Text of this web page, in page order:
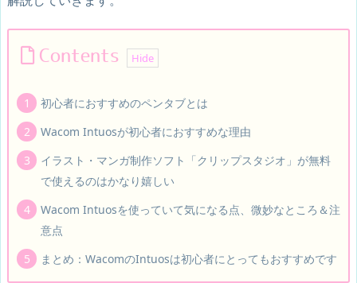
Contents
初心者におすすめのペンタブとは
Wacom Intuosが初心者におすすめな理由
イラスト・マンガ制作ソフト「クリップスタジオ」が無料
で使えるのはかなり嬉しい
Wacom Intuosを使っていて気になる点、微妙なところ＆注
意点
まとめ：WacomのIntuosは初心者にとってもおすすめです